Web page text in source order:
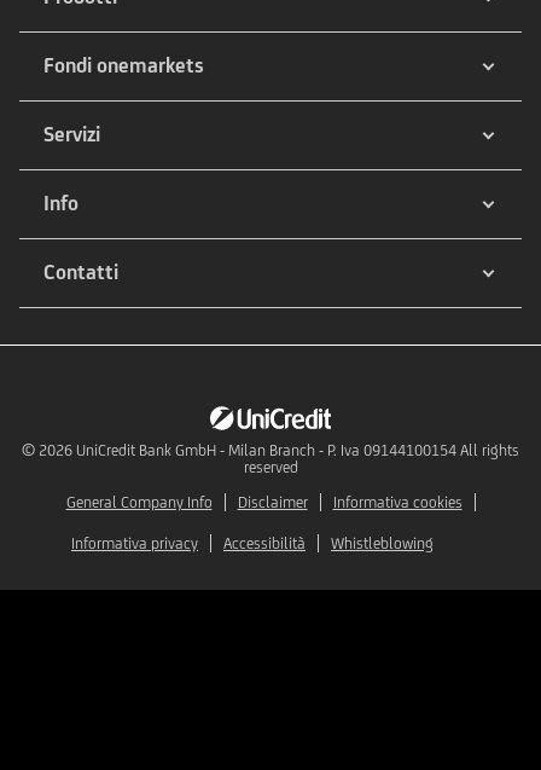
Fondi onemarkets
Servizi
Info
Contatti
© 2026 UniCredit Bank GmbH - Milan Branch - P. Iva 09144100154 All rights
reserved
General Company Info
Disclaimer Informativa cookies
Informativa privacy Accessibilità Whistleblowing